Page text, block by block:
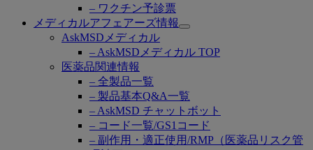
– ワクチン予診票
メディカルアフェアーズ情報
Open
AskMSDメディカル
– AskMSDメディカル TOP
医薬品関連情報
– 全製品一覧
– 製品基本Q&A一覧
– AskMSD チャットボット
– コード一覧/GS1コード
– 副作用・適正使用/RMP（医薬品リスク管